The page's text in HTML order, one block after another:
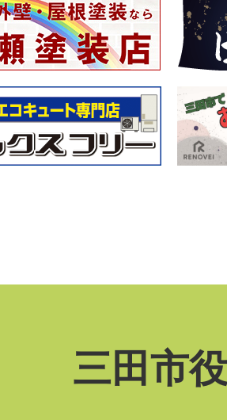
三田市